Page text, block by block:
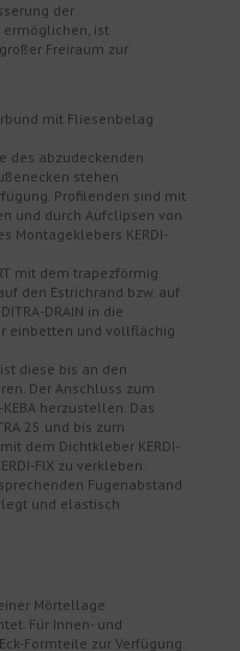
der
ermöglichen, ist
Freiraum zur
mit Fliesenbelag
des abzudeckenden
stehen
Profilenden sind mit
und durch Aufclipsen von
Montageklebers KERDI-
mit dem trapezförmig
den Estrichrand bzw. auf
DRAIN in die
einbetten und vollflächig
diese bis an den
Der Anschluss zum
herzustellen. Das
25 und bis zum
dem Dichtkleber KERDI-
FIX zu verkleben.
Fugenabstand
und elastisch
Mörtellage
Für Innen- und
Formteile zur Verfügung.